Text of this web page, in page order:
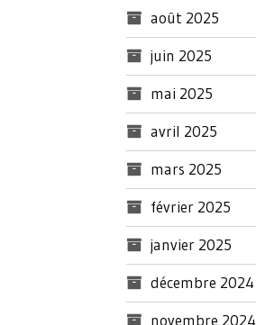
août 2025
juin 2025
mai 2025
avril 2025
mars 2025
février 2025
janvier 2025
décembre 2024
novembre 2024